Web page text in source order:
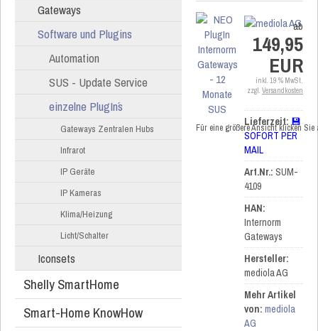
Gateways
Software und Plugins
Automation
SUS - Update Service
einzelne PlugIn´s
Gateways Zentralen Hubs
Infrarot
IP Geräte
IP Kameras
Klima/Heizung
Licht/Schalter
Iconsets
Shelly SmartHome
Smart-Home KnowHow
Für eine größere Ansicht klicken
ab
149,95
EUR
inkl. 19 % MwSt.
zzgl. Versandkosten
Lieferzeit: 💾
SOFORT PER
MAIL
Art.Nr.: SUM-
4109
HAN:
Internorm
Gateways
Hersteller:
mediola AG
Mehr Artikel
von: mediola
AG